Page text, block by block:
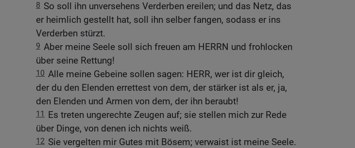
8 So soll ihn unversehens Verderben ereilen; und das Netz, das
er heimlich gestellt hat, soll ihn selber fangen, sodass er ins
Verderben stürzt.
9 Aber meine Seele soll sich freuen am HERRN und frohlocken
über seine Rettung!
10 Alle meine Gebeine sollen sagen: HERR, wer ist dir gleich,
der du den Elenden errettest von dem, der stärker ist als er, ja,
den Elenden und Armen von dem, der ihn beraubt!
11 Es treten ungerechte Zeugen auf; sie stellen mich zur Rede
über Dinge, von denen ich nichts weiß.
12 Sie vergelten mir Gutes mit Bösem; verwaist ist meine Seele.